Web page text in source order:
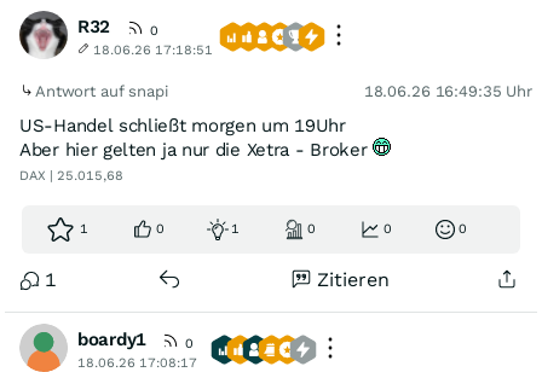
R32
0
18.06.26 17:18:51
Antwort auf snapi 18.06.26 16:49:35 Uhr
US-Handel schließt morgen um 19Uhr
Aber hier gelten ja nur die Xetra - Broker
DAX | 25.015,68
1 0 1 0 0 0
1 Zitieren
boardy1
0
18.06.26 17:08:17